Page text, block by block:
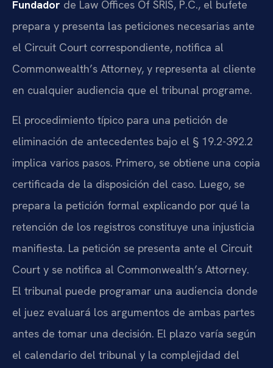
Fundador de Law Offices Of SRIS, P.C., el bufete
prepara y presenta las peticiones necesarias ante
el Circuit Court correspondiente, notifica al
Commonwealth’s Attorney, y representa al cliente
en cualquier audiencia que el tribunal programe.
El procedimiento típico para una petición de
eliminación de antecedentes bajo el § 19.2-392.2
implica varios pasos. Primero, se obtiene una copia
certificada de la disposición del caso. Luego, se
prepara la petición formal explicando por qué la
retención de los registros constituye una injusticia
manifiesta. La petición se presenta ante el Circuit
Court y se notifica al Commonwealth’s Attorney.
El tribunal puede programar una audiencia donde
el juez evaluará los argumentos de ambas partes
antes de tomar una decisión. El plazo varía según
el calendario del tribunal y la complejidad del